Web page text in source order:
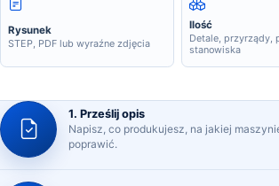
Rysunek
STEP, PDF lub wyraźne zdjęcia
Ilość
Detale, przyrządy,
stanowiska
1. Prześlij opis
Napisz, co produkujesz, na jakiej
poprawić.